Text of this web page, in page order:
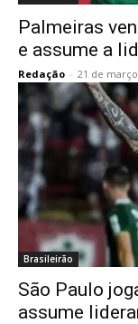
Palmeiras
e assume a
Redação - 21 de
Brasileirão
São Paulo
assume